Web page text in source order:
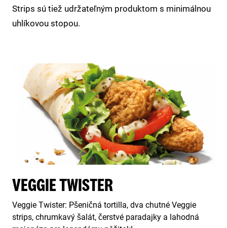
Strips sú tiež udržateľným produktom s minimálnou
uhlíkovou stopou.
VEGGIE TWISTER
Veggie Twister: Pšeničná tortilla, dva chutné Veggie
strips, chrumkavý šalát, čerstvé paradajky a lahodná